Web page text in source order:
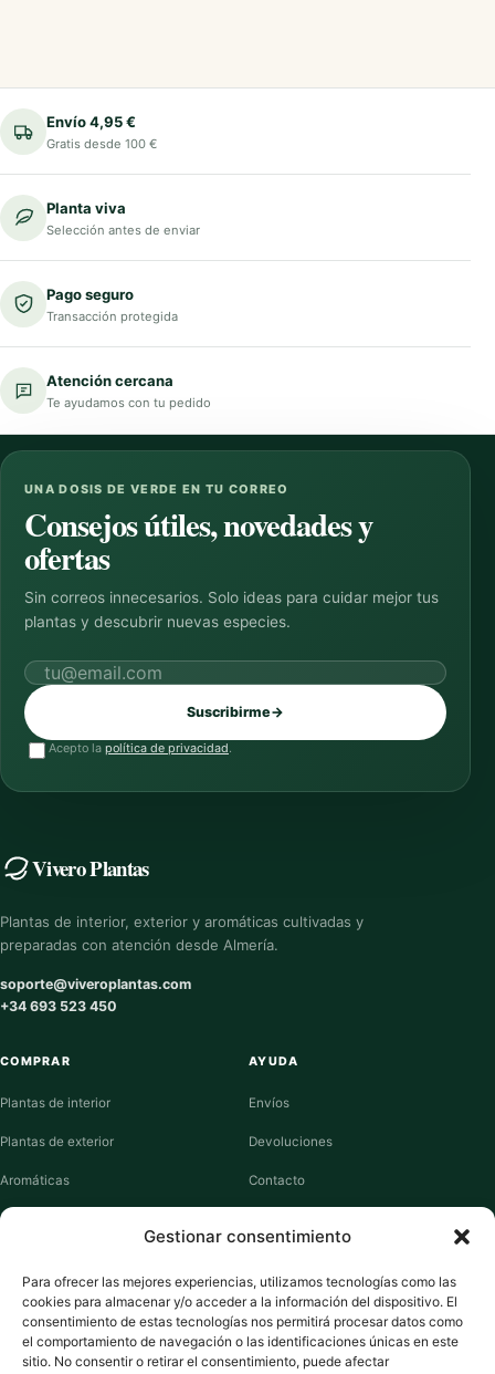
Gestionar consentimiento
Para ofrecer las mejores experiencias, utilizamos tecnologías como las
cookies para almacenar y/o acceder a la información del dispositivo. El
consentimiento de estas tecnologías nos permitirá procesar datos como
el comportamiento de navegación o las identificaciones únicas en este
sitio. No consentir o retirar el consentimiento, puede afectar
Envío 4,95 €
Gratis desde 100 €
Planta viva
Selección antes de enviar
Pago seguro
Transacción protegida
Atención cercana
Te ayudamos con tu pedido
UNA DOSIS DE VERDE EN TU CORREO
Consejos útiles, novedades y
ofertas
Sin correos innecesarios. Solo ideas para cuidar mejor tus
plantas y descubrir nuevas especies.
Correo electrónico
Suscribirme→
Acepto la política de privacidad.
Vivero Plantas
Plantas de interior, exterior y aromáticas cultivadas y
preparadas con atención desde Almería.
soporte@viveroplantas.com
+34 693 523 450
COMPRAR
Plantas de interior
Plantas de exterior
Aromáticas
Suculentas
AYUDA
Envíos
Devoluciones
Contacto
VIVERO PLANTAS
Sobre nosotros